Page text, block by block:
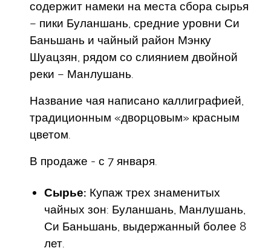
содержит намеки на места сбора сырья
– пики Буланшань, средние уровни Си
Баньшань и чайный район Мэнку
Шуацзян, рядом со слиянием двойной
реки – Манлушань.
Название чая написано каллиграфией,
традиционным «дворцовым» красным
цветом.
В продаже - с 7 января.
Сырье: Купаж трех знаменитых
чайных зон: Буланшань, Манлушань,
Си Баньшань, выдержанный более 8
лет.